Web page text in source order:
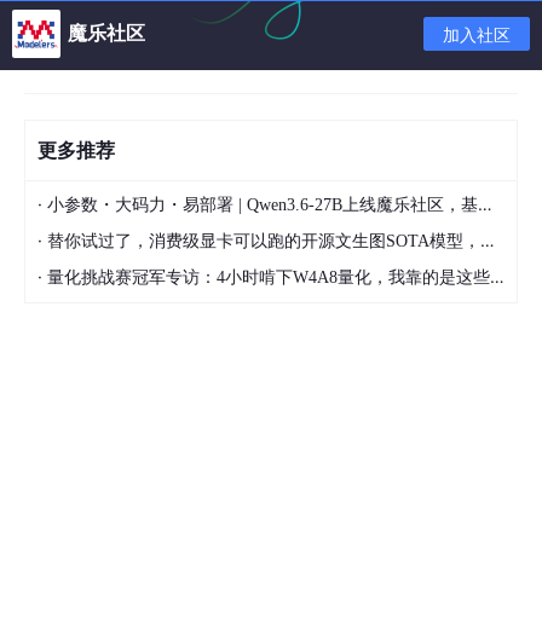
魔乐社区 加入社区
更多推荐
· 小参数・大码力・易部署 | Qwen3.6-27B上线魔乐社区，基于昇腾的部署教程来了
· 替你试过了，消费级显卡可以跑的开源文生图SOTA模型，顶级渲染、高密度文本绘图
· 量化挑战赛冠军专访：4小时啃下W4A8量化，我靠的是这些经验